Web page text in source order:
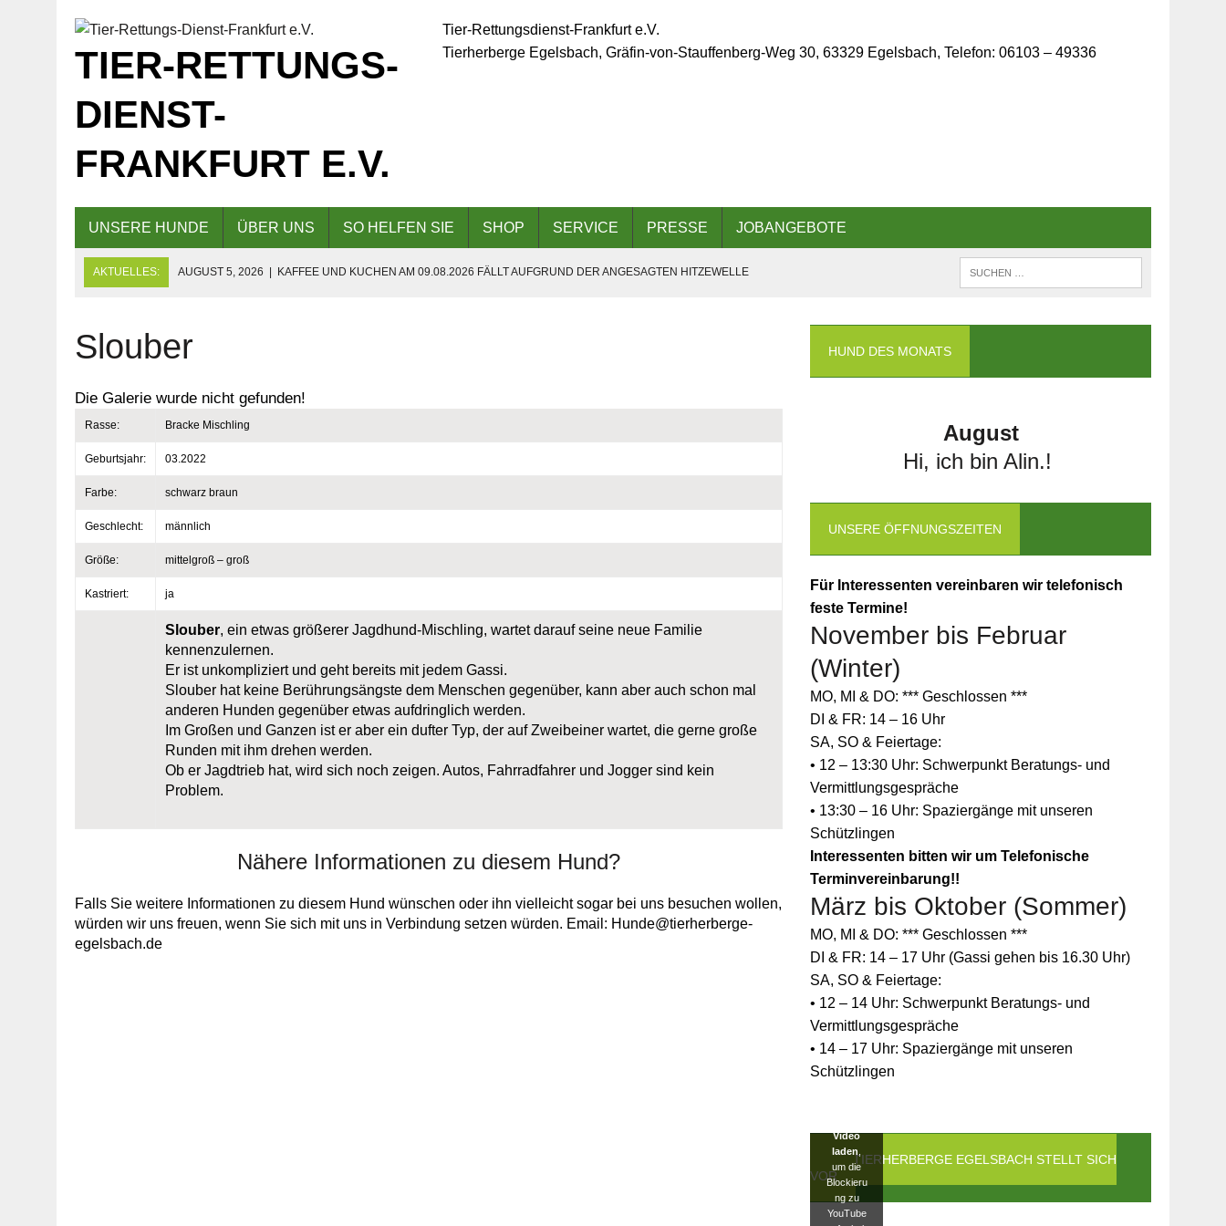
TIER-RETTUNGS-
DIENST-
FRANKFURT E.V.
Tier-Rettungsdienst-Frankfurt e.V.
Tierherberge Egelsbach, Gräfin-von-Stauffenberg-Weg 30, 63329 Egelsbach, Telefon: 06103 – 49336
UNSERE HUNDE ÜBER UNS SO HELFEN SIE SHOP SERVICE PRESSE JOBANGEBOTE
AKTUELLES: AUGUST 5, 2026 KAFFEE UND KUCHEN AM 09.08.2026 FÄLLT AUFGRUND DER ANGESAGTEN HITZEWELLE
AUGUST 5, 2026
AUGUST 6, 2026 |
Slouber
Die Galerie wurde nicht gefunden!
Rasse: Bracke Mischling
Geburtsjahr: 03.2022
Farbe: schwarz braun
Geschlecht: männlich
Größe: mittelgroß – groß
Kastriert: ja
Slouber, ein etwas größerer Jagdhund-Mischling, wartet darauf seine neue Familie
kennenzulernen.
Er ist unkompliziert und geht bereits mit jedem Gassi.
Slouber hat keine Berührungsängste dem Menschen gegenüber, kann aber auch schon mal
anderen Hunden gegenüber etwas aufdringlich werden.
Im Großen und Ganzen ist er aber ein dufter Typ, der auf Zweibeiner wartet, die gerne große
Runden mit ihm drehen werden.
Ob er Jagdtrieb hat, wird sich noch zeigen. Autos, Fahrradfahrer und Jogger sind kein
Problem.
Nähere Informationen zu diesem Hund?
Falls Sie weitere Informationen zu diesem Hund wünschen oder ihn vielleicht sogar bei uns besuchen wollen,
würden wir uns freuen, wenn Sie sich mit uns in Verbindung setzen würden. Email: Hunde@tierherberge-
egelsbach.de
HUND DES MONATS
August
Hi, ich bin Alin.!
UNSERE ÖFFNUNGSZEITEN
Für Interessenten vereinbaren wir telefonisch
feste Termine!
November bis Februar
(Winter)
MO, MI & DO: *** Geschlossen ***
DI & FR: 14 – 16 Uhr
SA, SO & Feiertage:
• 12 – 13:30 Uhr: Schwerpunkt Beratungs- und
Vermittlungsgespräche
• 13:30 – 16 Uhr: Spaziergänge mit unseren
Schützlingen
Interessenten bitten wir um Telefonische
Terminvereinbarung!!
März bis Oktober (Sommer)
MO, MI & DO: *** Geschlossen ***
DI & FR: 14 – 17 Uhr (Gassi gehen bis 16.30 Uhr)
SA, SO & Feiertage:
• 12 – 14 Uhr: Schwerpunkt Beratungs- und
Vermittlungsgespräche
• 14 – 17 Uhr: Spaziergänge mit unseren
Schützlingen
DIE TIERHERBERGE EGELSBACH STELLT SICH
VOR
Zum
Schutz
Ihrer
persönlic
hen
Daten ist
die
Verbindun
g zu
blockiert
Video
laden
um die
Blockieru
ng zu
YouTube